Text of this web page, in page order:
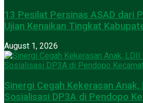
13 Pesilat Persinas ASAD dari
Ujian Kenaikan Tingkat
August 1, 2026
Sinergi Cegah Kekerasan Anak,
Sosialisasi DP3A di Pendopo